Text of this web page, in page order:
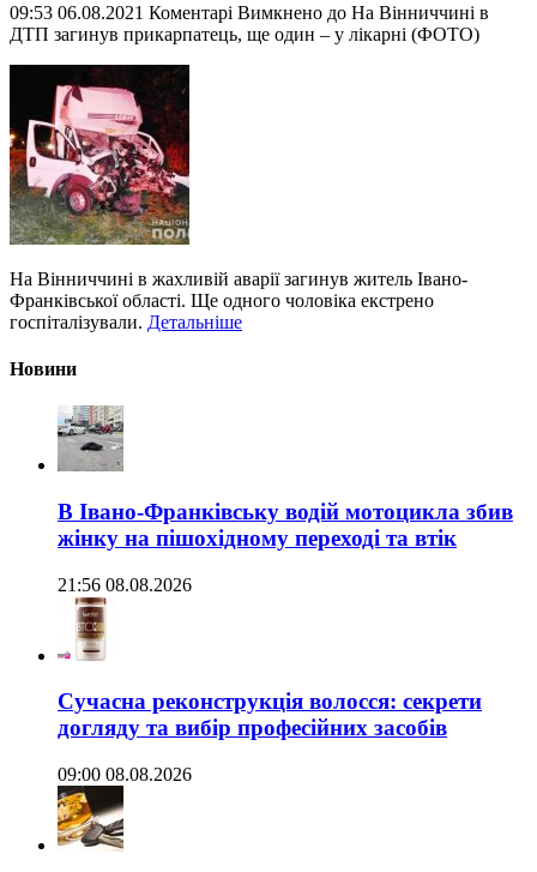
09:53 06.08.2021 Коментарі Вимкнено до На Вінниччині в
ДТП загинув прикарпатець, ще один – у лікарні (ФОТО)
На Вінниччині в жахливій аварії загинув житель Івано-
Франківської області. Ще одного чоловіка екстрено
госпіталізували. Детальніше
Новини
В Івано-Франківську водій мотоцикла збив
жінку на пішохідному переході та втік
21:56 08.08.2026
Сучасна реконструкція волосся: секрети
догляду та вибір професійних засобів
09:00 08.08.2026